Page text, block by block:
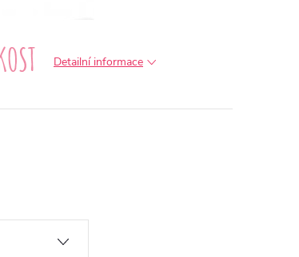
Detailní informace